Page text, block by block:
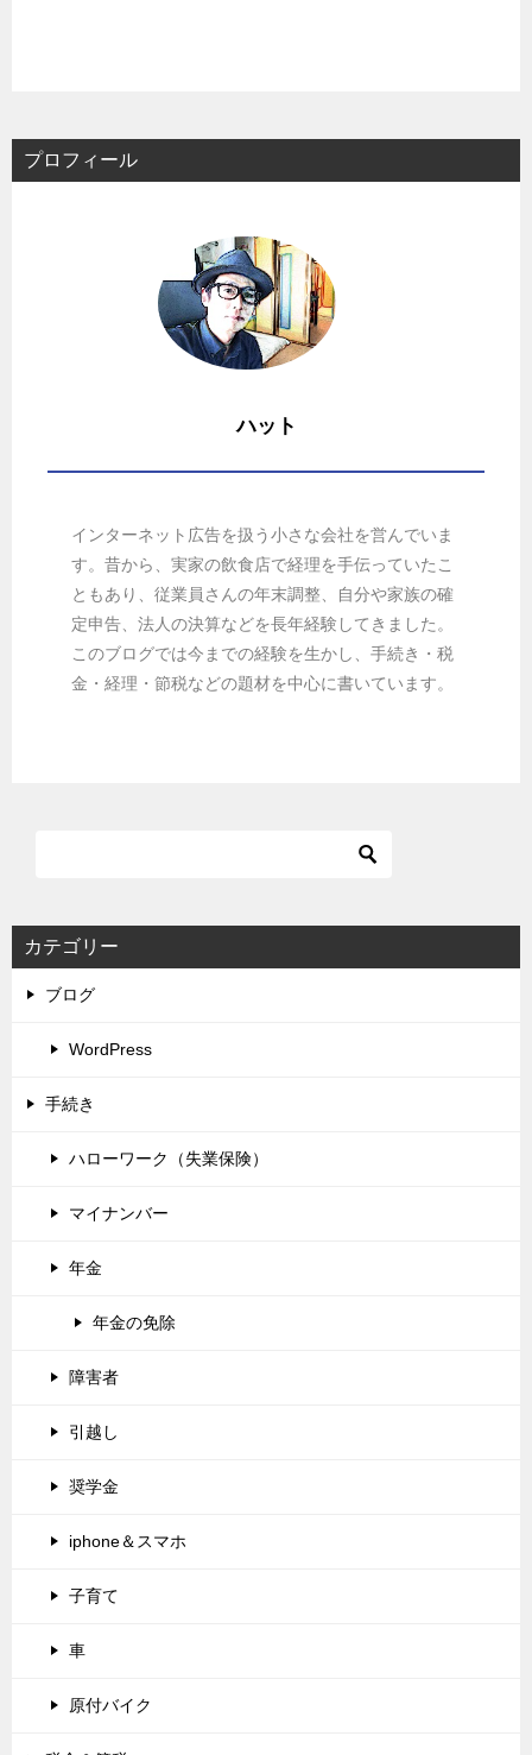
プロフィール
ハット
インターネット広告を扱う小さな会社を営んでいま
す。昔から、実家の飲食店で経理を手伝っていたこ
ともあり、従業員さんの年末調整、自分や家族の確
定申告、法人の決算などを長年経験してきました。
このブログでは今までの経験を生かし、手続き・税
金・経理・節税などの題材を中心に書いています。
カテゴリー
ブログ
WordPress
手続き
ハローワーク（失業保険）
マイナンバー
年金
年金の免除
障害者
引越し
奨学金
iphone＆スマホ
子育て
車
原付バイク